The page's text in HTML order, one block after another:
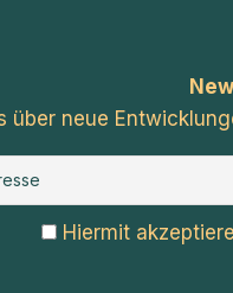
über neue
Hiermit